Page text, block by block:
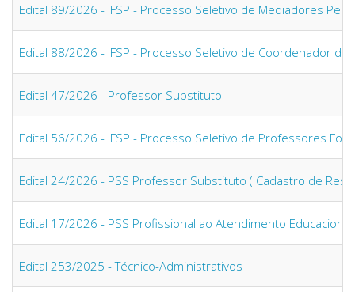
Edital 89/2026 - IFSP - Processo Seletivo de Mediadores
Edital 88/2026 - IFSP - Processo Seletivo de Coordenador de
Edital 47/2026 - Professor Substituto
Edital 56/2026 - IFSP - Processo Seletivo de Professores
Edital 24/2026 - PSS Professor Substituto ( Cadastro de
Edital 17/2026 - PSS Profissional ao Atendimento Educacional
Edital 253/2025 - Técnico-Administrativos